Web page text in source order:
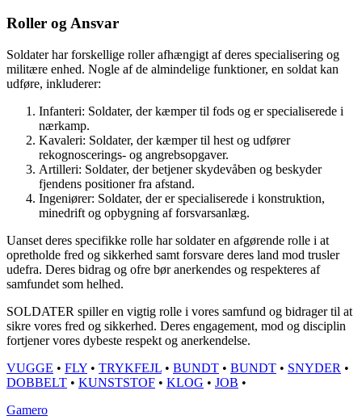
Roller og Ansvar
Soldater har forskellige roller afhængigt af deres specialisering og
militære enhed. Nogle af de almindelige funktioner, en soldat kan
udføre, inkluderer:
Infanteri: Soldater, der kæmper til fods og er specialiserede i
nærkamp.
Kavaleri: Soldater, der kæmper til hest og udfører
rekognoscerings- og angrebsopgaver.
Artilleri: Soldater, der betjener skydevåben og beskyder
fjendens positioner fra afstand.
Ingeniører: Soldater, der er specialiserede i konstruktion,
minedrift og opbygning af forsvarsanlæg.
Uanset deres specifikke rolle har soldater en afgørende rolle i at
opretholde fred og sikkerhed samt forsvare deres land mod trusler
udefra. Deres bidrag og ofre bør anerkendes og respekteres af
samfundet som helhed.
SOLDATER spiller en vigtig rolle i vores samfund og bidrager til at
sikre vores fred og sikkerhed. Deres engagement, mod og disciplin
fortjener vores dybeste respekt og anerkendelse.
VUGGE • FLY • TRYKFEJL • BUNDT • BUNDT • SNYDER •
DOBBELT • KUNSTSTOF • KLOG • JOB •
Gamero